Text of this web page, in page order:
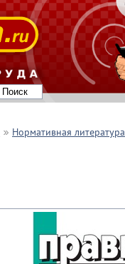
Нормативная литература